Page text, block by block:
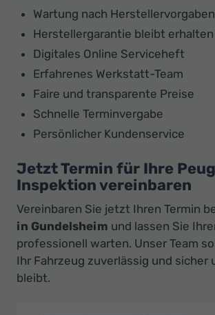
Wartung nach Herstellervorgaben
Herstellergarantie bleibt erhalten
Digitales Online Serviceheft
Erfahrenes Werkstatt-Team
Faire und transparente Preise
Schnelle Terminvergabe
Persönlicher Kundenservice
Jetzt Termin für Ihre
Inspektion vereinbaren
Vereinbaren Sie jetzt Ihren Termin
in Gundelsheim und lassen Sie
professionell warten. Unser Team
Ihr Fahrzeug zuverlässig und sicher
bleibt.